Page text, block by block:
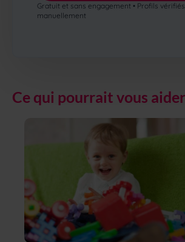
Gratuit et sans engagement • Profils vérifiés
manuellement
Ce qui pourrait vous